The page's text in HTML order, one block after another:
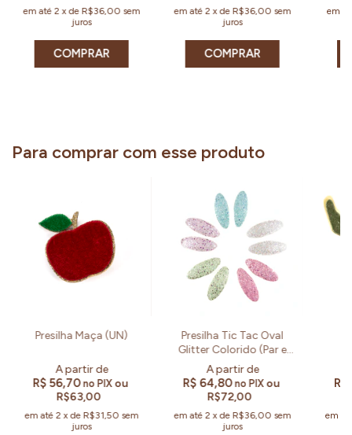
em até 2 xde R$36,00 sem
juros
COMPRAR
em até 2 xde R$36,00 sem
juros
COMPRAR
em
Para comprar com esse produto
Presilha Maça (UN)
R$ 56,70no PIX ou
R$63,00
em até 2 xde R$31,50 sem
juros
Presilha Tic Tac Oval
Glitter Colorido (Par e
Kit)
R$ 64,80no PIX ou
R$72,00
em até 2 xde R$36,00 sem
juros
em